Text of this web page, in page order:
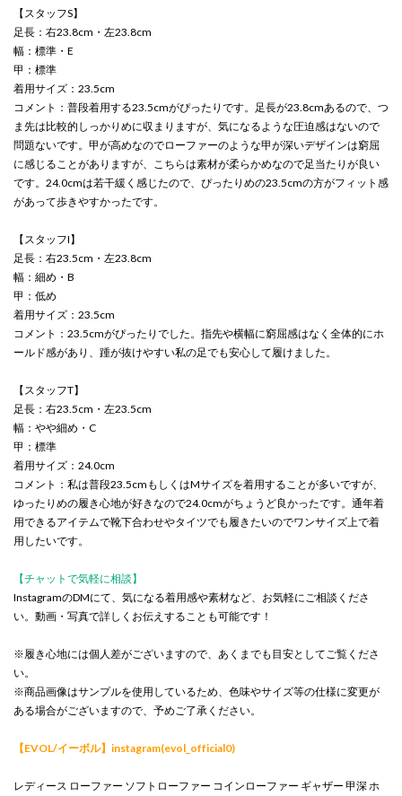
【スタッフS】
足長：右23.8cm・左23.8cm
幅：標準・E
甲：標準
着用サイズ：23.5cm
コメント：普段着用する23.5cmがぴったりです。足長が23.8cmあるので、つ
ま先は比較的しっかりめに収まりますが、気になるような圧迫感はないので
問題ないです。甲が高めなのでローファーのような甲が深いデザインは窮屈
に感じることがありますが、こちらは素材が柔らかめなので足当たりが良い
です。24.0cmは若干緩く感じたので、ぴったりめの23.5cmの方がフィット感
があって歩きやすかったです。
【スタッフI】
足長：右23.5cm・左23.8cm
幅：細め・B
甲：低め
着用サイズ：23.5cm
コメント：23.5cmがぴったりでした。指先や横幅に窮屈感はなく全体的にホ
ールド感があり、踵が抜けやすい私の足でも安心して履けました。
【スタッフT】
足長：右23.5cm・左23.5cm
幅：やや細め・C
甲：標準
着用サイズ：24.0cm
コメント：私は普段23.5cmもしくはMサイズを着用することが多いですが、
ゆったりめの履き心地が好きなので24.0cmがちょうど良かったです。通年着
用できるアイテムで靴下合わせやタイツでも履きたいのでワンサイズ上で着
用したいです。
【チャットで気軽に相談】
InstagramのDMにて、気になる着用感や素材など、お気軽にご相談くださ
い。動画・写真で詳しくお伝えすることも可能です！
※履き心地には個人差がございますので、あくまでも目安としてご覧くださ
い。
※商品画像はサンプルを使用しているため、色味やサイズ等の仕様に変更が
ある場合がございますので、予めご了承ください。
【EVOL/イーボル】instagram(evol_official0)
レディース ローファー ソフトローファー コインローファー ギャザー 甲深 ホ